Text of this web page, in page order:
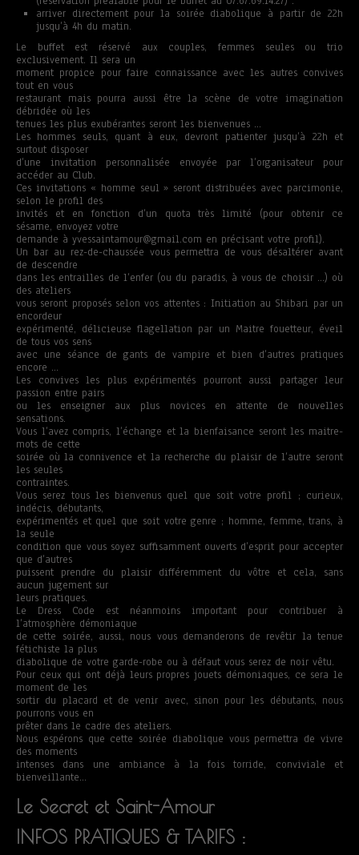
arriver directement pour la soirée diabolique à partir de 22h
jusqu’à 4h du matin.
Le buffet est réservé aux couples, femmes seules ou trio
exclusivement. Il sera un
moment propice pour faire connaissance avec les autres convives
tout en vous
restaurant mais pourra aussi être la scène de votre imagination
débridée où les
tenues les plus exubérantes seront les bienvenues …
Les hommes seuls, quant à eux, devront patienter jusqu’à 22h et
surtout disposer
d’une invitation personnalisée envoyée par l’organisateur pour
accéder au Club.
Ces invitations « homme seul » seront distribuées avec parcimonie,
selon le profil des
invités et en fonction d’un quota très limité (pour obtenir ce
sésame, envoyez votre
demande à yvessaintamour@gmail.com en précisant votre profil).
Un bar au rez-de-chaussée vous permettra de vous désaltérer avant
de descendre
dans les entrailles de l’enfer (ou du paradis, à vous de choisir …) où
des ateliers
vous seront proposés selon vos attentes : Initiation au Shibari par un
encordeur
expérimenté, délicieuse flagellation par un Maitre fouetteur, éveil
de tous vos sens
avec une séance de gants de vampire et bien d’autres pratiques
encore …
Les convives les plus expérimentés pourront aussi partager leur
passion entre pairs
ou les enseigner aux plus novices en attente de nouvelles
sensations.
Vous l’avez compris, l’échange et la bienfaisance seront les maitre-
mots de cette
soirée où la connivence et la recherche du plaisir de l’autre seront
les seules
contraintes.
Vous serez tous les bienvenus quel que soit votre profil ; curieux,
indécis, débutants,
expérimentés et quel que soit votre genre ; homme, femme, trans, à
la seule
condition que vous soyez suffisamment ouverts d’esprit pour accepter
que d’autres
puissent prendre du plaisir différemment du vôtre et cela, sans
aucun jugement sur
leurs pratiques.
Le Dress Code est néanmoins important pour contribuer à
l’atmosphère démoniaque
de cette soirée, aussi, nous vous demanderons de revêtir la tenue
fétichiste la plus
diabolique de votre garde-robe ou à défaut vous serez de noir vêtu.
Pour ceux qui ont déjà leurs propres jouets démoniaques, ce sera le
moment de les
sortir du placard et de venir avec, sinon pour les débutants, nous
pourrons vous en
prêter dans le cadre des ateliers.
Nous espérons que cette soirée diabolique vous permettra de vivre
des moments
intenses dans une ambiance à la fois torride, conviviale et
bienveillante…
Le Secret et Saint-Amour
INFOS PRATIQUES & TARIFS :